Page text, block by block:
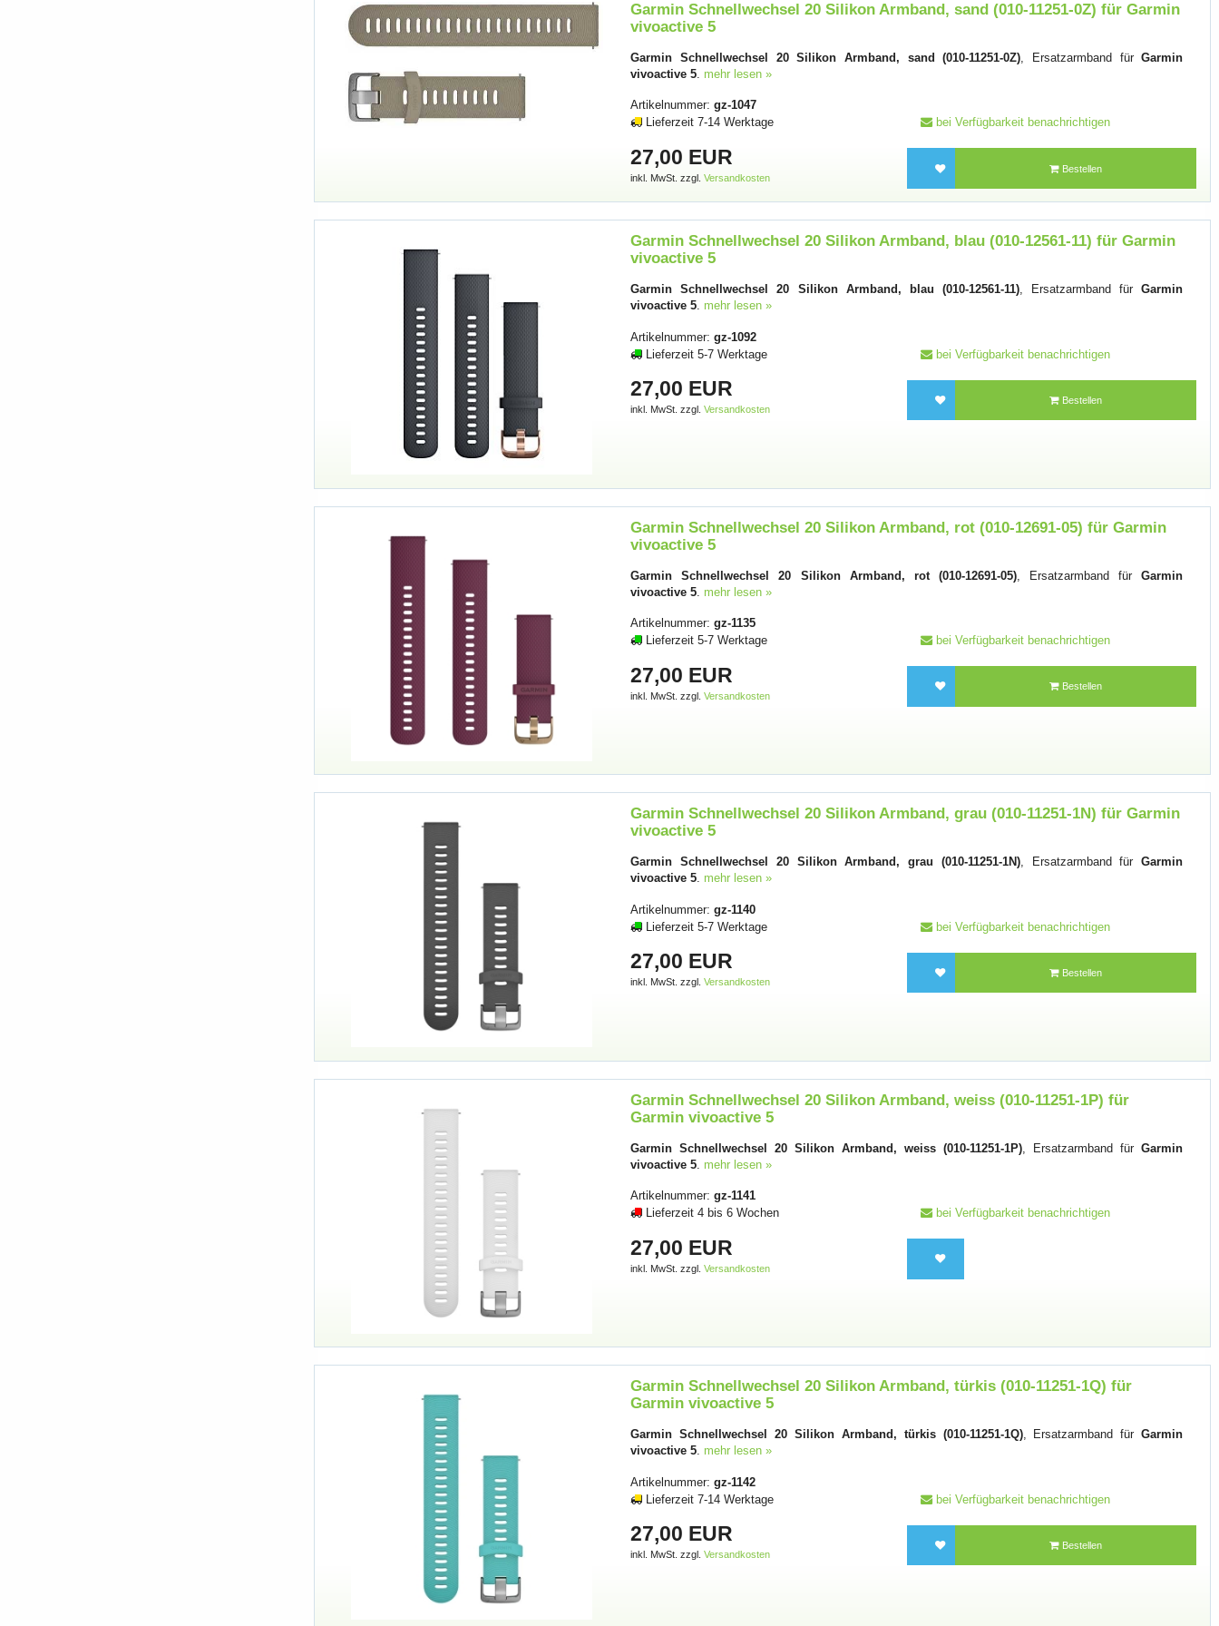
Garmin Schnellwechsel 20 Silikon Armband, sand (010-11251-0Z) für Garmin
vivoactive 5
Garmin Schnellwechsel 20 Silikon Armband, sand (010-11251-0Z), Ersatzarmband fürGarmin
vivoactive 5. mehr lesen »
Artikelnummer:gz-1047
Lieferzeit 7-14 Werktage
bei Verfügbarkeit benachrichtigen
27,00 EUR
inkl. MwSt. zzgl.Versandkosten
Bestellen
Garmin Schnellwechsel 20 Silikon Armband, blau (010-12561-11) für Garmin
vivoactive 5
Garmin Schnellwechsel 20 Silikon Armband, blau (010-12561-11), Ersatzarmband fürGarmin
vivoactive 5. mehr lesen »
Artikelnummer:gz-1092
Lieferzeit 5-7 Werktage
bei Verfügbarkeit benachrichtigen
27,00 EUR
inkl. MwSt. zzgl.Versandkosten
Bestellen
Garmin Schnellwechsel 20 Silikon Armband, rot (010-12691-05) für Garmin
vivoactive 5
Garmin Schnellwechsel 20 Silikon Armband, rot (010-12691-05), Ersatzarmband fürGarmin
vivoactive 5 mehr lesen »
Artikelnummer:gz-1135
Lieferzeit 5-7 Werktage
bei Verfügbarkeit benachrichtigen
27,00 EUR
inkl. MwSt. zzgl.Versandkosten
Bestellen
Garmin Schnellwechsel 20 Silikon Armband, grau (010-11251-1N) für Garmin
vivoactive 5
Garmin Schnellwechsel 20 Silikon Armband, grau (010-11251-1N), Ersatzarmband fürGarmin
vivoactive 5. mehr lesen »
Artikelnummer:gz-1140
Lieferzeit 5-7 Werktage
bei Verfügbarkeit benachrichtigen
27,00 EUR
inkl. MwSt. zzgl.Versandkosten
Bestellen
Garmin Schnellwechsel 20 Silikon Armband, weiss (010-11251-1P) für
Garmin vivoactive 5
Garmin Schnellwechsel 20 Silikon Armband, weiss (010-11251-1P) , Ersatzarmband fürGarmin
vivoactive 5 mehr lesen »
Artikelnummer:gz-1141
Lieferzeit 4 bis 6 Wochen
bei Verfügbarkeit benachrichtigen
27,00 EUR
inkl. MwSt. zzgl.Versandkosten
Garmin Schnellwechsel 20 Silikon Armband, türkis (010-11251-1Q) für
Garmin vivoactive 5
Garmin Schnellwechsel 20 Silikon Armband, türkis (010-11251-1Q), Ersatzarmband fürGarmin
vivoactive 5. mehr lesen »
Artikelnummer:gz-1142
Lieferzeit 7-14 Werktage
bei Verfügbarkeit benachrichtigen
27,00 EUR
inkl. MwSt. zzgl.Versandkosten
Bestellen